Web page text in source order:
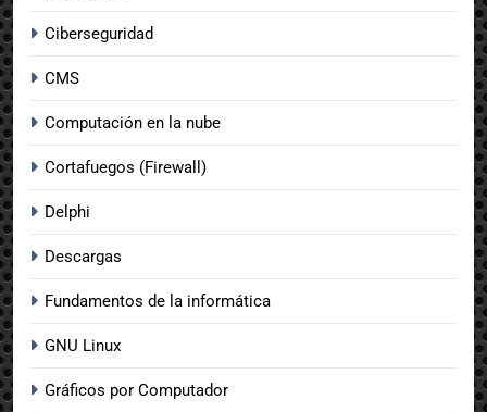
Ciberseguridad
CMS
Computación en la nube
Cortafuegos (Firewall)
Delphi
Descargas
Fundamentos de la informática
GNU Linux
Gráficos por Computador